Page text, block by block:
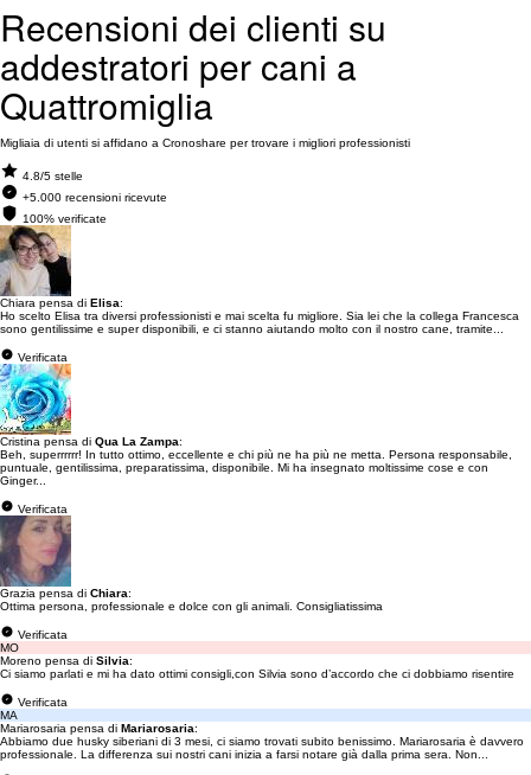
Recensioni dei clienti su
addestratori per cani a
Quattromiglia
Migliaia di utenti si affidano a Cronoshare per trovare i migliori professionisti
4.8/5 stelle
+5.000 recensioni ricevute
100% verificate
Chiara pensa di Elisa:
Ho scelto Elisa tra diversi professionisti e mai scelta fu migliore. Sia lei che la collega Francesca
sono gentilissime e super disponibili, e ci stanno aiutando molto con il nostro cane, tramite...
Verificata
Cristina pensa di Qua La Zampa:
Beh, superrrrrr! In tutto ottimo, eccellente e chi più ne ha più ne metta. Persona responsabile,
puntuale, gentilissima, preparatissima, disponibile. Mi ha insegnato moltissime cose e con
Ginger...
Verificata
Grazia pensa di Chiara:
Ottima persona, professionale e dolce con gli animali. Consigliatissima
Verificata
MO
Moreno pensa di Silvia:
Ci siamo parlati e mi ha dato ottimi consigli,con Silvia sono d’accordo che ci dobbiamo risentire
Verificata
MA
Mariarosaria pensa di Mariarosaria:
Abbiamo due husky siberiani di 3 mesi, ci siamo trovati subito benissimo. Mariarosaria è davvero
professionale. La differenza sui nostri cani inizia a farsi notare già dalla prima sera. Non...